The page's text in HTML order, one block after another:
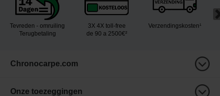
Tevreden - omruiling
Terugbetaling
3X 4X toll-free
de 90 a 2500€²
Verzendingskosten¹
Chronocarpe.com
Onze toezeggingen